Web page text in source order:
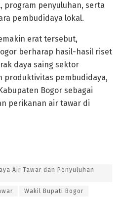
program penyuluhan, serta
pembudidaya lokal.
erat tersebut,
berharap hasil-hasil riset
daya saing sektor
produktivitas pembudidaya,
Bogor sebagai
perikanan air tawar di
Air Tawar dan Penyuluhan
Wakil Bupati Bogor